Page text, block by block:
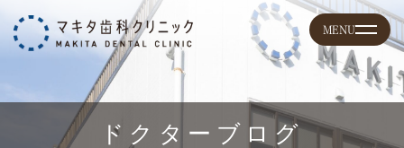
ドクターブログ